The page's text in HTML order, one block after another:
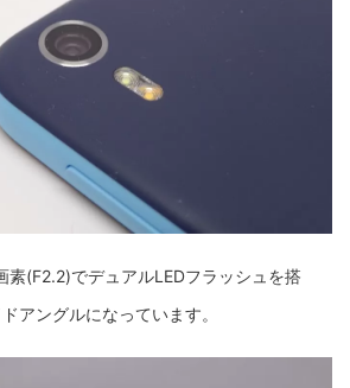
(F2.2)でデュアルLEDフラッシュを搭
アングルになっています。